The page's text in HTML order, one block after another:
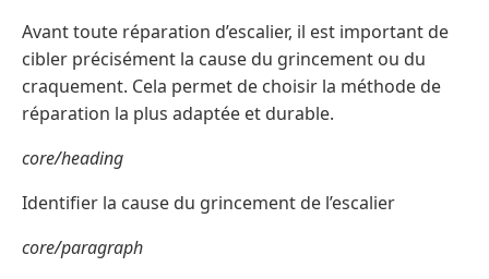
Avant toute réparation d’escalier, il est important de
cibler précisément la cause du grincement ou du
craquement. Cela permet de choisir la méthode de
réparation la plus adaptée et durable.
core/heading
Identifier la cause du grincement de l’escalier
core/paragraph